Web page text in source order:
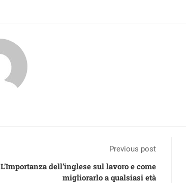
Previous post
L’Importanza dell’inglese sul lavoro e come
migliorarlo a qualsiasi età